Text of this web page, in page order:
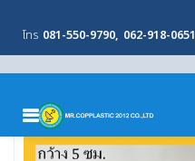
โทร 081-550-9790 062-918-0651
MENU